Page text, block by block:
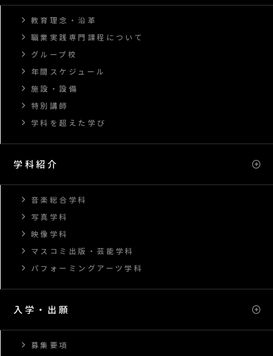
教育理念・沿革
職業実践専門課程について
グループ校
年間スケジュール
施設・設備
特別講師
学科を超えた学び
学科紹介
音楽総合学科
写真学科
映像学科
マスコミ出版・芸能学科
パフォーミングアーツ学科
入学・出願
募集要項